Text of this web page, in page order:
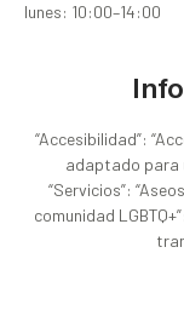
lunes: 10:00–14:00
“Accesibilidad”:
adaptado para
“Servicios”:
comunidad